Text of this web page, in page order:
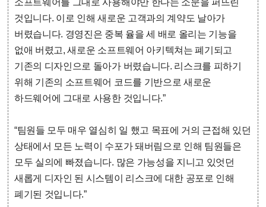
소프트웨어를 그대로 사용해야만 한다는 소문을 퍼뜨린
것입니다. 이로 인해 새로운 고객과의 계약도 날아가
버렸습니다. 경영진은 중복 율을 세 배로 올리는 기능을
없애 버렸고, 새로운 소프트웨어 아키텍쳐는 폐기되고
기존의 디자인으로 돌아가 버렸습니다. 리스크를 피하기
위해 기존의 소프트웨어 코드를 기반으로 새로운
하드웨어에 그대로 사용한 것입니다.”
“팀원들 모두 매우 열심히 일 했고 목표에 거의 근접해 있던
상태에서 모든 노력이 수포가 돼버림으로 인해 팀원들은
모두 실의에 빠졌습니다. 많은 가능성을 지니고 있엇던
새롭게 디자인 된 시스템이 리스크에 대한 공포로 인해
폐기된 것입니다.”